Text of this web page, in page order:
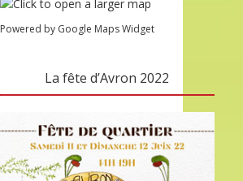
Powered by Google Maps Widget
La fête d’Avron 2022